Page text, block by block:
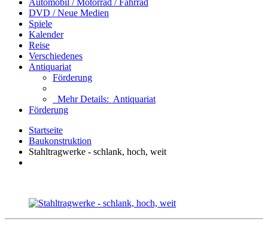
Automobil / Motorrad / Fahrrad
DVD / Neue Medien
Spiele
Kalender
Reise
Verschiedenes
Antiquariat
Förderung
Mehr Details: Antiquariat
Förderung
Startseite
Baukonstruktion
Stahltragwerke - schlank, hoch, weit